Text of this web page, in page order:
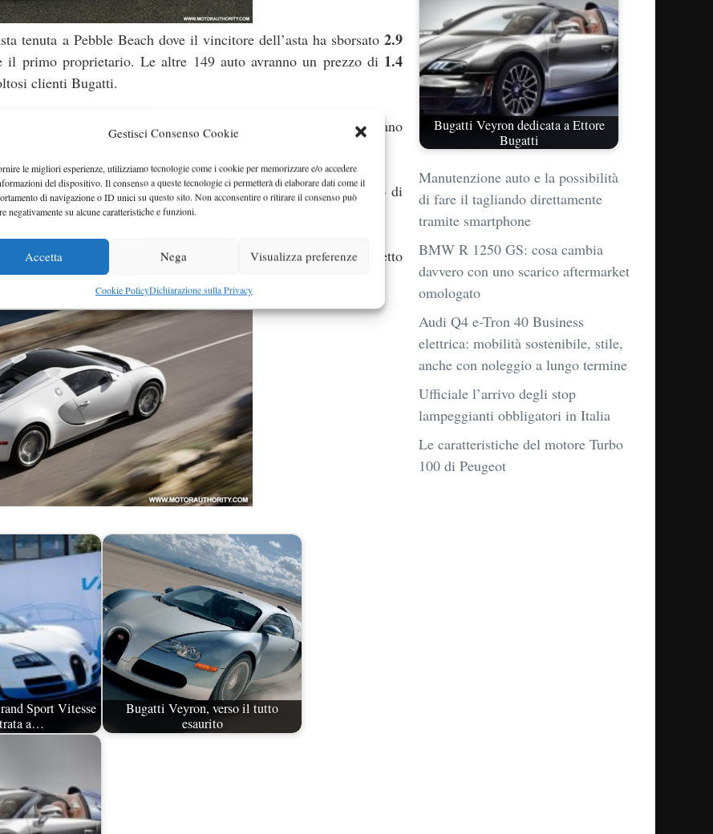
Gestisci Consenso Cookie
le migliori esperienze, utilizziamo tecnologie come i cookie per memorizzare e/o accedere
del dispositivo. Il consenso a queste tecnologie ci permetterà di elaborare dati come il
di navigazione o ID unici su questo sito. Non acconsentire o ritirare il consenso può
negativamente su alcune caratteristiche e funzioni.
Accetta Nega Visualizza preferenze
Cookie PolicyDichiarazione sulla Privacy
tenuta a Pebble Beach dove il vincitore dell’asta ha sborsato 2.9
primo proprietario. Le altre 149 auto avranno un prezzo di 1.4
clienti Bugatti.
, non c’è niente di automatizzato, va infatti riposto nel vano
questa era l’unica scelta possibile per mantenere un livello di
di407 km/h (come la versione “ normale“) mentre senza il tetto
Sport Vitesse
a…
Bugatti Veyron, verso il tutto
esaurito
Bugatti Veyron dedicata a Ettore
Bugatti
Manutenzione auto e la possibilità
di fare il tagliando direttamente
tramite smartphone
BMW R 1250 GS: cosa cambia
davvero con uno scarico aftermarket
omologato
Audi Q4 e-Tron 40 Business
elettrica: mobilità sostenibile, stile,
anche con noleggio a lungo termine
Ufficiale l’arrivo degli stop
lampeggianti obbligatori in Italia
Le caratteristiche del motore Turbo
100 di Peugeot